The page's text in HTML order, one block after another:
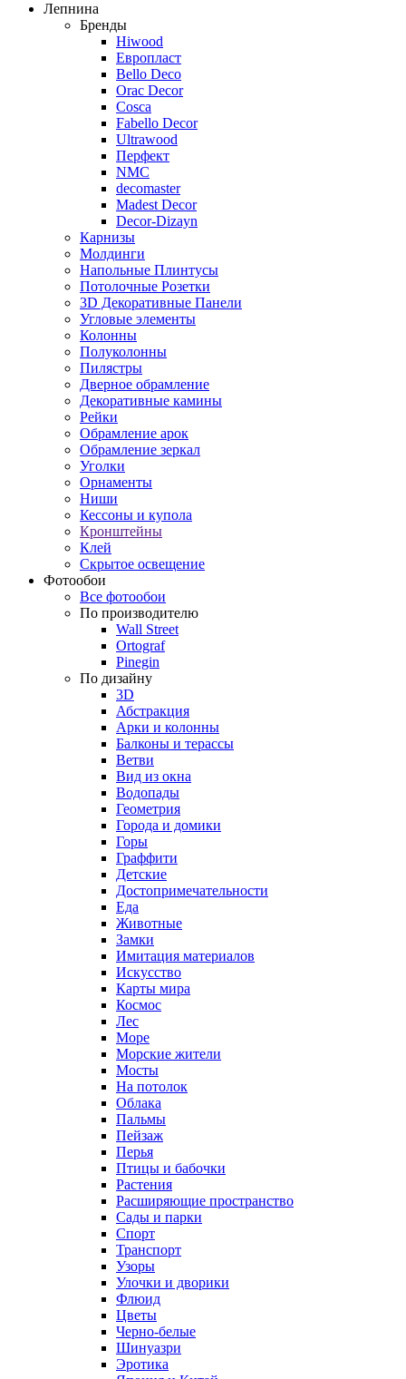
Лепнина
Бренды
Hiwood
Европласт
Bello Deco
Orac Decor
Cosca
Fabello Decor
Ultrawood
Перфект
NMC
decomaster
Madest Decor
Decor-Dizayn
Карнизы
Молдинги
Напольные Плинтусы
Потолочные Розетки
3D Декоративные Панели
Угловые элементы
Колонны
Полуколонны
Пилястры
Дверное обрамление
Декоративные камины
Рейки
Обрамление арок
Обрамление зеркал
Уголки
Орнаменты
Ниши
Кессоны и купола
Кронштейны
Клей
Скрытое освещение
Фотообои
Все фотообои
По производителю
Wall Street
Ortograf
Pinegin
По дизайну
3D
Абстракция
Арки и колонны
Балконы и терассы
Ветви
Вид из окна
Водопады
Геометрия
Города и домики
Горы
Граффити
Детские
Достопримечательности
Еда
Животные
Замки
Имитация материалов
Искусство
Карты мира
Космос
Лес
Море
Морские жители
Мосты
На потолок
Облака
Пальмы
Пейзаж
Перья
Птицы и бабочки
Растения
Расширяющие пространство
Сады и парки
Спорт
Транспорт
Узоры
Улочки и дворики
Флюид
Цветы
Черно-белые
Шинуазри
Эротика